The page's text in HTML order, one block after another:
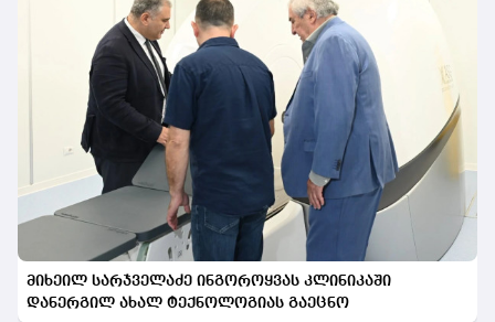
მიხეილ სარჯველაძე ინგოროყვას კლინიკაში
დანერგილ ახალ ტექნოლოგიას გაეცნო